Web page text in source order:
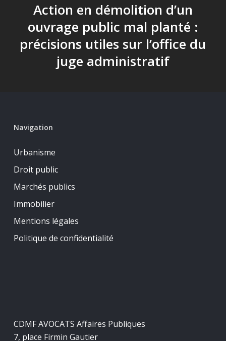
Action en démolition d’un
ouvrage public mal planté :
précisions utiles sur l’office du
juge administratif
Navigation
Urbanisme
Droit public
Marchés publics
Immobilier
Mentions légales
Politique de confidentialité
CDMF AVOCATS Affaires Publiques
7, place Firmin Gautier